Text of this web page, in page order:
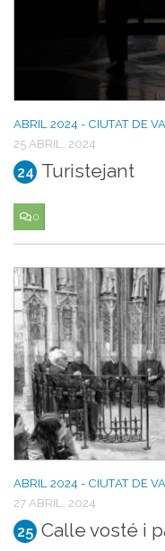
ABRIL 2024 - CIUTAT DE
25 ABRIL, 2024
24 Turistejant
0
ABRIL 2024 - CIUTAT DE
27 ABRIL, 2024
25 Calle vosté i